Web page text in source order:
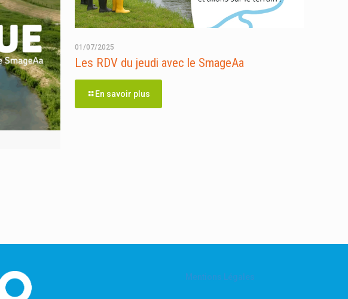
01/07/2025
Les RDV du jeudi avec le SmageAa
En savoir plus
Mentions Légales